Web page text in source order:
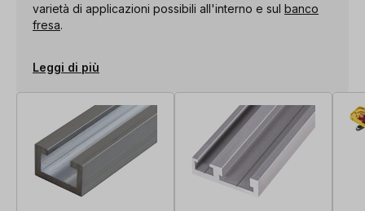
varietà di applicazioni possibili all'interno e sul banco
fresa.
Leggi di più